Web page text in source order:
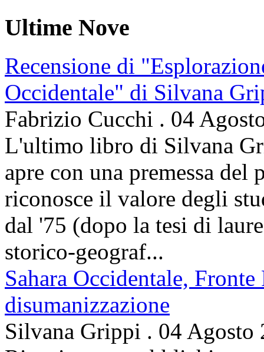
Ultime Nove
Recensione di
Occidentale" di Silvana
Fabrizio Cucchi . 04
L'ultimo libro di Silvana
apre con una premessa
riconosce il valore degli
dal '75 (dopo la tesi di
storico-geograf...
Sahara Occidentale,
disumanizzazione
Silvana Grippi . 04 Agosto